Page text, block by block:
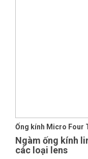
Ống kính Micro Four
Ngàm ống kính
các loại lens